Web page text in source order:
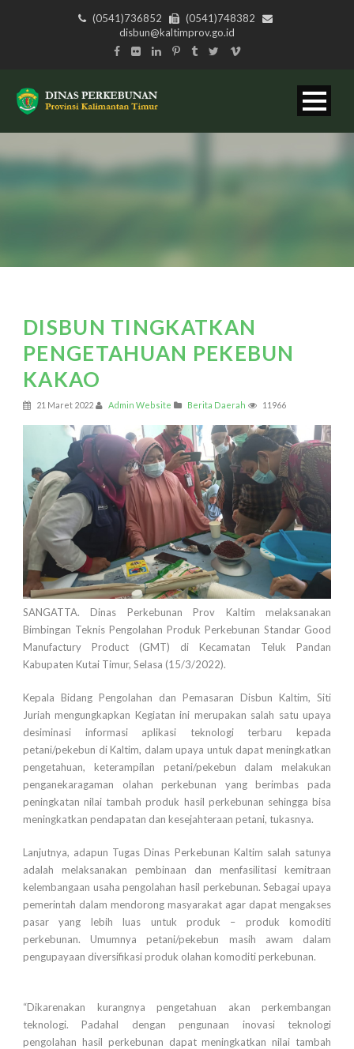
(0541)736852
(0541)748382
disbun@kaltimprov.go.id
DISBUN TINGKATKAN
PENGETAHUAN PEKEBUN
KAKAO
21 Maret 2022 Admin Website Berita Daerah 11966
SANGATTA. Dinas Perkebunan Prov Kaltim melaksanakan
Bimbingan Teknis Pengolahan Produk Perkebunan Standar Good
Manufactury Product (GMT) di Kecamatan Teluk Pandan
Kabupaten Kutai Timur, Selasa (15/3/2022).
Kepala Bidang Pengolahan dan Pemasaran Disbun Kaltim, Siti
Juriah mengungkapkan Kegiatan ini merupakan salah satu upaya
desiminasi informasi aplikasi teknologi terbaru kepada
petani/pekebun di Kaltim, dalam upaya untuk dapat meningkatkan
pengetahuan, keterampilan petani/pekebun dalam melakukan
penganekaragaman olahan perkebunan yang berimbas pada
peningkatan nilai tambah produk hasil perkebunan sehingga bisa
meningkatkan pendapatan dan kesejahteraan petani, tukasnya.
Lanjutnya, adapun Tugas Dinas Perkebunan Kaltim salah satunya
adalah melaksanakan pembinaan dan menfasilitasi kemitraan
kelembangaan usaha pengolahan hasil perkebunan. Sebagai upaya
pemerintah dalam mendorong masyarakat agar dapat mengakses
pasar yang lebih luas untuk produk – produk komoditi
perkebunan. Umumnya petani/pekebun masih awam dalam
pengupayaan diversifikasi produk olahan komoditi perkebunan.
“Dikarenakan kurangnya pengetahuan akan perkembangan
teknologi. Padahal dengan pengunaan inovasi teknologi
pengolahan hasil perkebunan dapat meningkatkan nilai tambah